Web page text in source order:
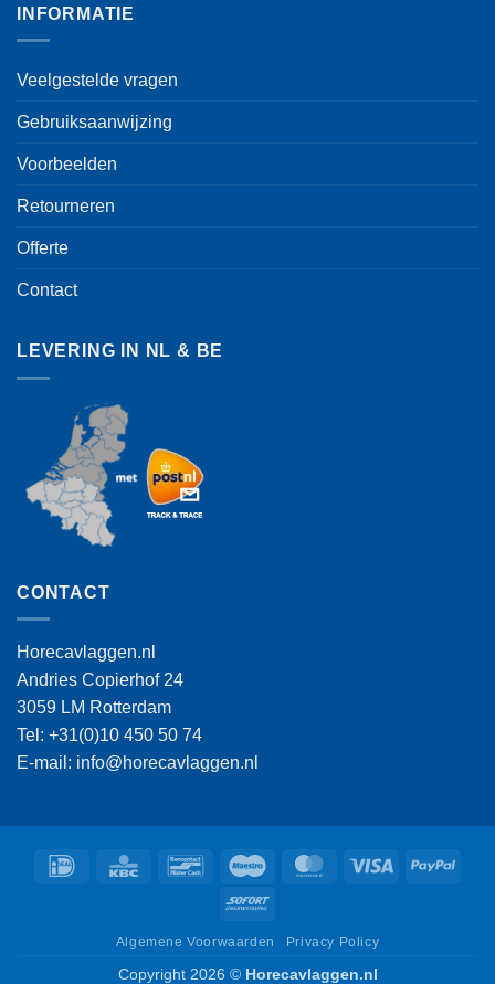
INFORMATIE
Veelgestelde vragen
Gebruiksaanwijzing
Voorbeelden
Retourneren
Offerte
Contact
LEVERING IN NL & BE
CONTACT
Horecavlaggen.nl
Andries Copierhof 24
3059 LM Rotterdam
Tel: +31(0)10 450 50 74
E-mail: info@horecavlaggen.nl
IDeal KBC BancontactMaestro MasterCardVisa
Sofort
Algemene Voorwaarden Privacy Policy
Copyright 2026 © Horecavlaggen.nl